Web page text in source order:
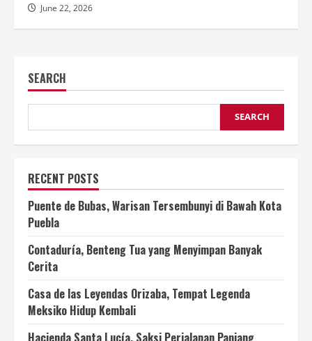
June 22, 2026
SEARCH
SEARCH
RECENT POSTS
Puente de Bubas, Warisan Tersembunyi di Bawah Kota
Puebla
Contaduría, Benteng Tua yang Menyimpan Banyak
Cerita
Casa de las Leyendas Orizaba, Tempat Legenda
Meksiko Hidup Kembali
Hacienda Santa Lucía, Saksi Perjalanan Panjang